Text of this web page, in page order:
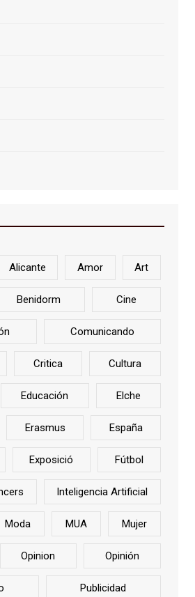
Alicante Amor Art
Benidorm Cine
Comunicando
Critica Cultura
Educación Elche
Erasmus España
Exposició Fútbol
Inteligencia Artificial
Moda MUA Mujer
Opinion Opinión
Publicidad